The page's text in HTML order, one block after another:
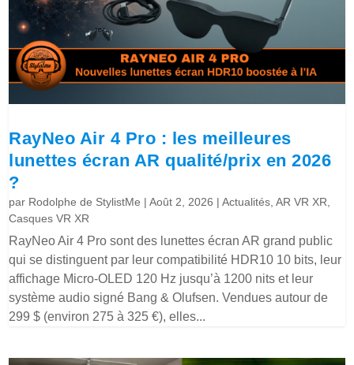
RayNeo Air 4 Pro : les meilleures
lunettes écran AR qualité/prix en 2026
?
par Rodolphe de StylistMe |Août 2, 2026 |Actualités,AR VR XR,
Casques VR XR
RayNeo Air 4 Pro sont des lunettes écran AR grand public
qui se distinguent par leur compatibilité HDR10 10 bits, leur
affichage Micro-OLED 120 Hz jusqu’à 1200 nits et leur
système audio signé Bang & Olufsen. Vendues autour de
299 $ (environ 275 à 325 €), elles...